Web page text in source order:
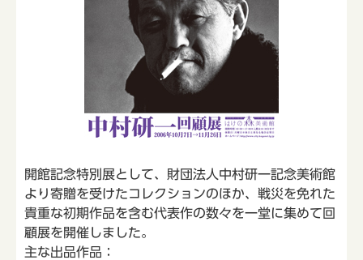
開館記念特別展として、財団法人中村研一記念美術館
より寄贈を受けたコレクションのほか、戦災を免れた
貴重な初期作品を含む代表作の数々を一堂に集めて回
顧展を開催しました。
主な出品作品：